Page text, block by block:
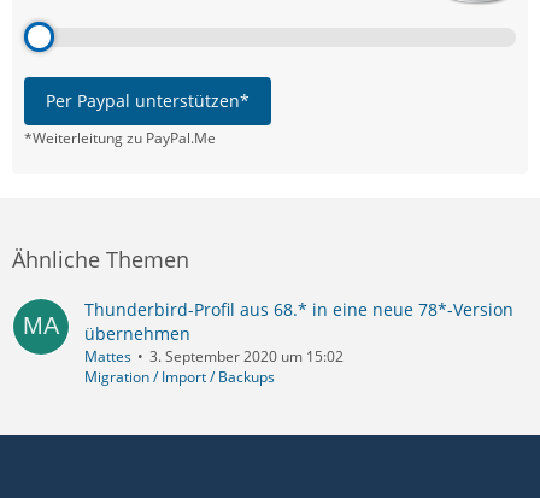
Per Paypal unterstützen*
*Weiterleitung zu PayPal.Me
Ähnliche Themen
Thunderbird-Profil aus 68.* in eine neue 78*-Version
übernehmen
Mattes
3. September 2020 um 15:02
Migration / Import / Backups